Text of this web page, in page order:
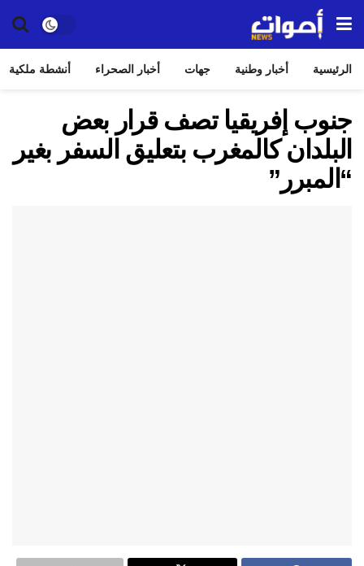
الرئيسية أخبار وطنية جهات أخبار الصحراء أنشطة ملكية
جنوب إفريقيا تصف قرار بعض
البلدان كالمغرب بتعليق السفر بغير
“المبرر”